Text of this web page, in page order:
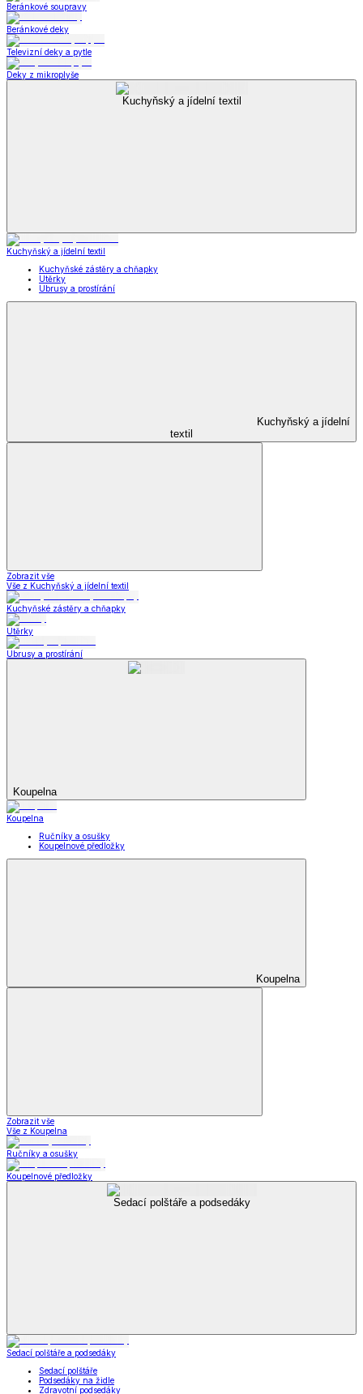
Beránkové soupravy
Beránkové deky
Televizní deky a pytle
Deky z mikroplyše
Kuchyňský a jídelní textil
Kuchyňský a jídelní textil
Kuchyňské zástěry a chňapky
Utěrky
Ubrusy a prostírání
Kuchyňský a jídelní
textil
Zobrazit vše
Vše z Kuchyňský a jídelní textil
Kuchyňské zástěry a chňapky
Utěrky
Ubrusy a prostírání
Koupelna
Koupelna
Ručníky a osušky
Koupelnové předložky
Koupelna
Zobrazit vše
Vše z Koupelna
Ručníky a osušky
Koupelnové předložky
Sedací polštáře a podsedáky
Sedací polštáře a podsedáky
Sedací polštáře
Podsedáky na židle
Zdravotní podsedáky